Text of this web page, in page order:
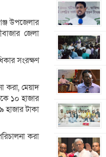
উপজেলার
জেলা
সংরক্ষণ
করা, মেয়াদ
১০ হাজার
হাজার টাকা
করা